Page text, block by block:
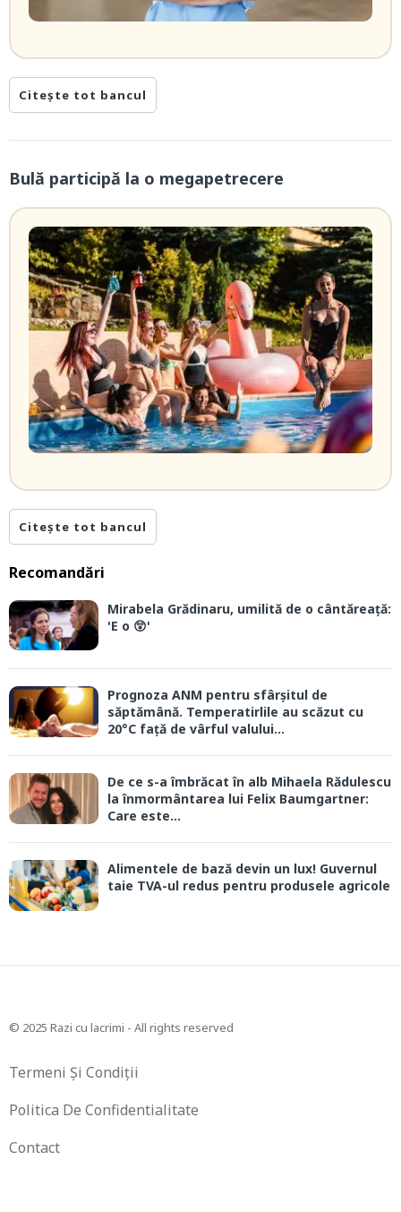
Citește tot bancul
Bulă participă la o megapetrecere
Citește tot bancul
Recomandări
Mirabela Grădinaru, umilită de o cântăreață:
'E o 😲'
Prognoza ANM pentru sfârșitul de
săptămână. Temperatirlile au scăzut cu
20°C față de vârful valului...
De ce s-a îmbrăcat în alb Mihaela Rădulescu
la înmormântarea lui Felix Baumgartner:
Care este...
Alimentele de bază devin un lux! Guvernul
taie TVA-ul redus pentru produsele agricole
© 2025 Razi cu lacrimi - All rights reserved
Termeni Și Condiții
Politica De Confidentialitate
Contact